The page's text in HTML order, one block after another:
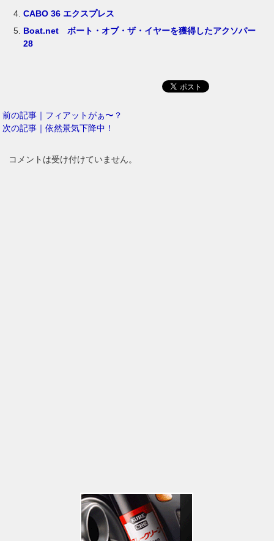
CABO 36 エクスプレス
Boat.net ボート・オブ・ザ・イヤーを獲得したアクソパー
28
前の記事｜フィアットがぁ〜？
次の記事｜依然景気下降中！
コメントは受け付けていません。